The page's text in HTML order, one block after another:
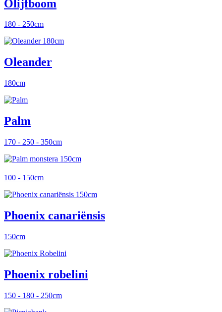
Olijfboom
180 - 250cm
Oleander
180cm
Palm
170 - 250 - 350cm
100 - 150cm
Phoenix canariënsis
150cm
Phoenix robelini
150 - 180 - 250cm